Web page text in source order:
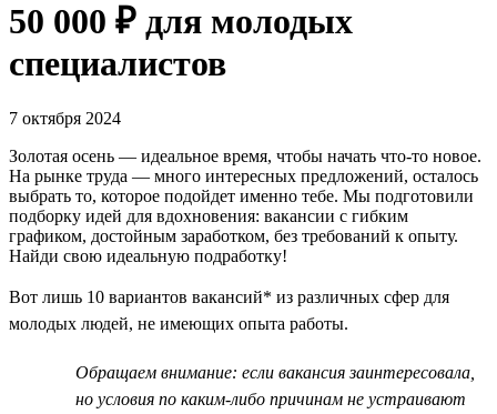
50 000 ₽ для молодых
специалистов
7 октября 2024
Золотая осень — идеальное время, чтобы начать что-то новое.
На рынке труда — много интересных предложений, осталось
выбрать то, которое подойдет именно тебе. Мы подготовили
подборку идей для вдохновения: вакансии с гибким
графиком, достойным заработком, без требований к опыту.
Найди свою идеальную подработку!
Вот лишь 10 вариантов вакансий* из различных сфер для
молодых людей, не имеющих опыта работы.
Обращаем внимание: если вакансия заинтересовала,
но условия по каким-либо причинам не устраивают